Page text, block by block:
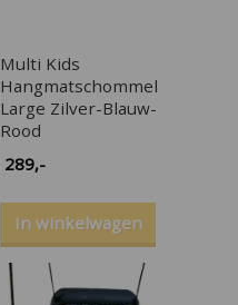
Multi Kids
Hangmatschommel
Large Zilver-Blauw-
Rood
289,-
In winkelwagen